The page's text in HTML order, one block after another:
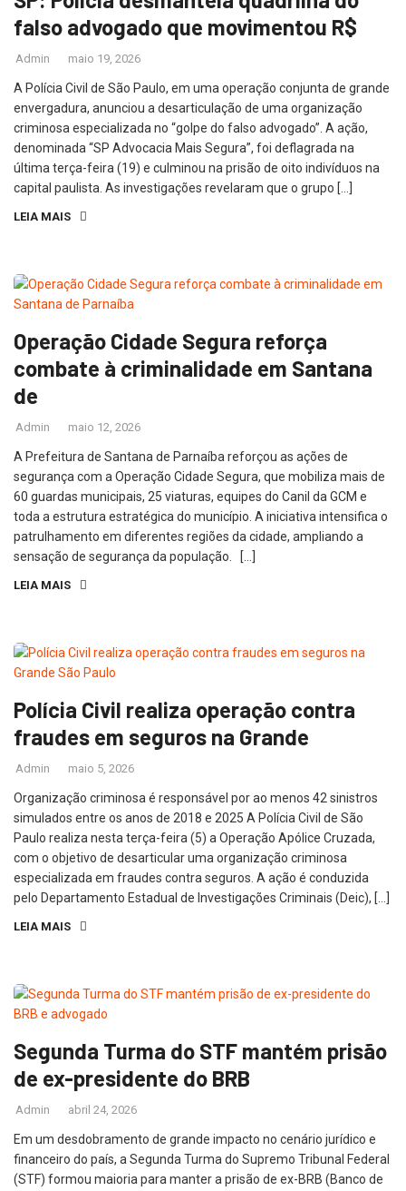
falso advogado que movimentou R$
Admin maio 19, 2026
A Polícia Civil de São Paulo, em uma operação conjunta de grande
envergadura, anunciou a desarticulação de uma organização
criminosa especializada no “golpe do falso advogado”. A ação,
denominada “SP Advocacia Mais Segura”, foi deflagrada na
última terça-feira (19) e culminou na prisão de oito indivíduos na
capital paulista. As investigações revelaram que o grupo […]
LEIA MAIS
Operação Cidade Segura reforça
combate à criminalidade em Santana
de
Admin maio 12, 2026
A Prefeitura de Santana de Parnaíba reforçou as ações de
segurança com a Operação Cidade Segura, que mobiliza mais de
60 guardas municipais, 25 viaturas, equipes do Canil da GCM e
toda a estrutura estratégica do município. A iniciativa intensifica o
patrulhamento em diferentes regiões da cidade, ampliando a
sensação de segurança da população. […]
LEIA MAIS
Polícia Civil realiza operação contra
fraudes em seguros na Grande
Admin maio 5, 2026
Organização criminosa é responsável por ao menos 42 sinistros
simulados entre os anos de 2018 e 2025 A Polícia Civil de São
Paulo realiza nesta terça-feira (5) a Operação Apólice Cruzada,
com o objetivo de desarticular uma organização criminosa
especializada em fraudes contra seguros. A ação é conduzida
pelo Departamento Estadual de Investigações Criminais (Deic), […]
LEIA MAIS
Segunda Turma do STF mantém prisão
de ex-presidente do BRB
Admin abril 24, 2026
Em um desdobramento de grande impacto no cenário jurídico e
financeiro do país, a Segunda Turma do Supremo Tribunal Federal
(STF) formou maioria para manter a prisão de ex-BRB (Banco de